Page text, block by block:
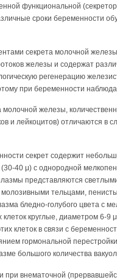
функциональной
сроки беременности
секрета молочной
железы и содержат
регенерацию
при беременности
молочной железы,
и лейкоцитов) отличаются в
секрет содержит
40 μ) с однородной
представляются
тельцами,
бледно-голубого цвета с
круглые, диаметром 6-9
клеток в связи с
гормональной
большого количества
внематочной